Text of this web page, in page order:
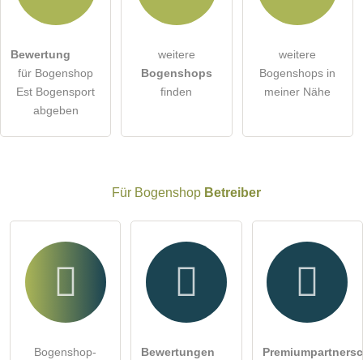
Hiermit akzeptiere ich dieAGB
Die Datenschutzerklärung habe ich zur Kenntnis genommen.
öffentliche Frage stellen
Besucher sichtbar.
Bewertung
für Bogenshop
Est Bogensport
abgeben
weitere
Bogenshops
finden
weitere
Bogenshops in
meiner Nähe
Für Bogenshop Betreiber
Bogenshop-
Bewertungen